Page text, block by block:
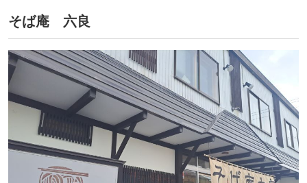
そば庵 六良